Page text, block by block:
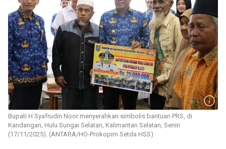
Bupati H Syafrudin Noor menyerahkan simbolis bantuan PRS, di
Kandangan, Hulu Sungai Selatan, Kalimantan Selatan, Senin
(17/11/2025). (ANTARA/HO-Prokopim Setda HSS)